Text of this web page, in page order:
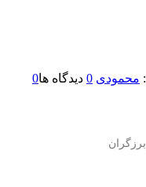
محمودی 0 دیدگاه ها0